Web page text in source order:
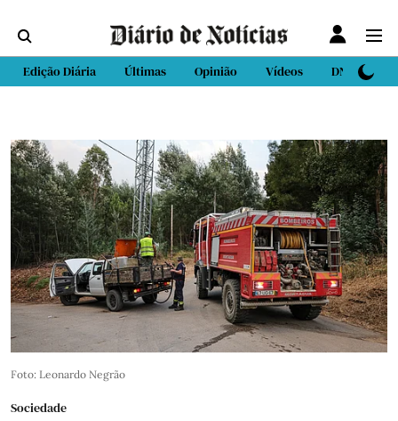
Edição Diária Últimas Opinião Vídeos DN Sport
Foto: Leonardo Negrão
Sociedade